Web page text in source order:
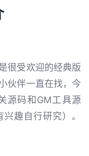
很受欢迎的经典版
伙伴一直在找，今
源码和GM工具源
趣自行研究）。